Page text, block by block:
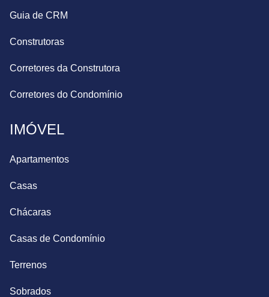
Guia de CRM
Construtoras
Corretores da Construtora
Corretores do Condomínio
IMÓVEL
Apartamentos
Casas
Chácaras
Casas de Condomínio
Terrenos
Sobrados